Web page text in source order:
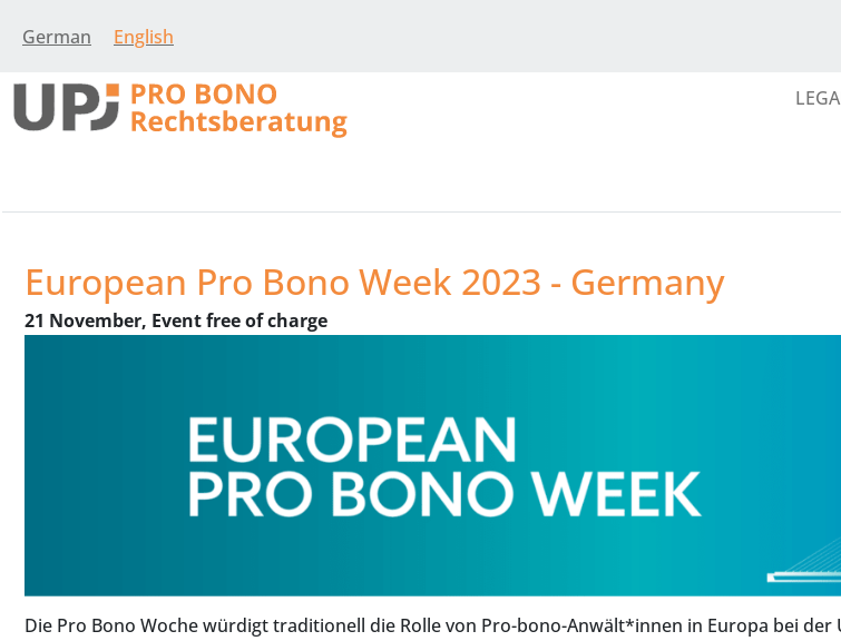
German English
European Pro Bono Week 2023 - Germany
21 November, Event free of charge
Die Pro Bono Woche würdigt traditionell die Rolle von Pro-bono-Anwält*innen in Europa bei